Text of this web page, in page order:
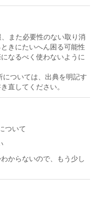
また必要性のない取り消
きにたいへん困る可能性
なるべく使わないように
ついては、出典を明記す
直してください。
ついて
からないので、もう少し